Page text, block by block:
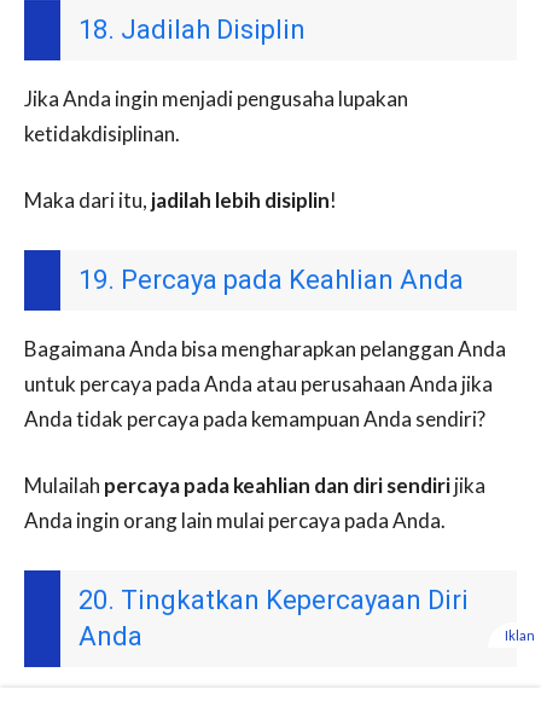
18. Jadilah Disiplin
Jika Anda ingin menjadi pengusaha lupakan
ketidakdisiplinan.
Maka dari itu, jadilah lebih disiplin!
19. Percaya pada Keahlian Anda
Bagaimana Anda bisa mengharapkan pelanggan Anda
untuk percaya pada Anda atau perusahaan Anda jika
Anda tidak percaya pada kemampuan Anda sendiri?
Mulailah percaya pada keahlian dan diri sendirijika
Anda ingin orang lain mulai percaya pada Anda.
20. Tingkatkan Kepercayaan Diri
Anda
Iklan